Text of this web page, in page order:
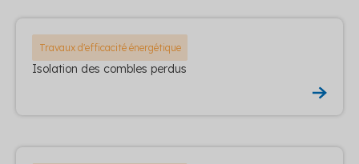
Travaux d'efficacité énergétique
Isolation des combles perdus